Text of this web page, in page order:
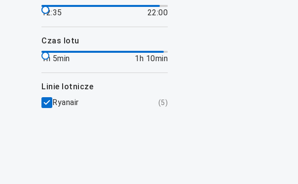
12:35
22:00
czas lotu
1h 5min
1h 10min
linie lotnicze
Ryanair
(5)